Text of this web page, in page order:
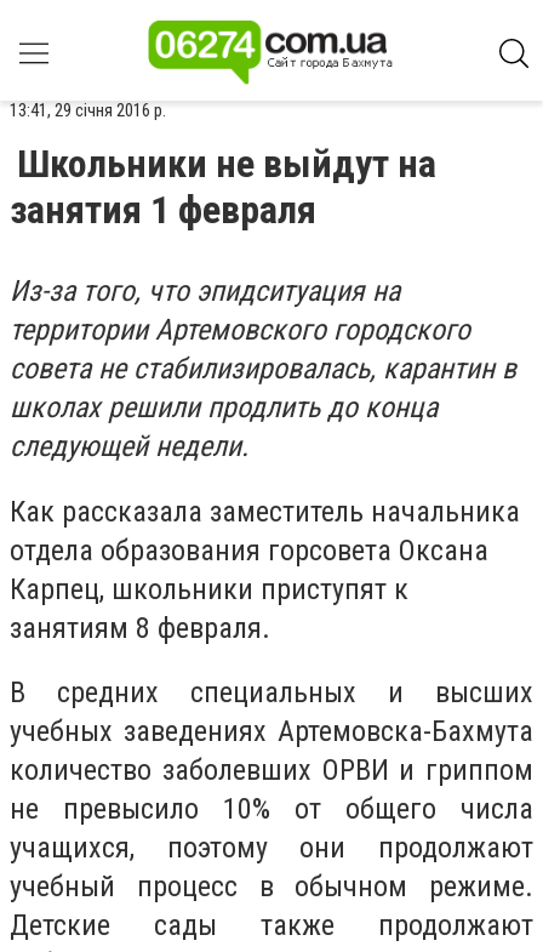
13:41, 29 січня 2016 р.
Школьники не выйдут на
занятия 1 февраля
Из-за того, что эпидситуация на
территории Артемовского городского
совета не стабилизировалась, карантин в
школах решили продлить до конца
следующей недели.
Как рассказала заместитель начальника
отдела образования горсовета Оксана
Карпец, школьники приступят к
занятиям 8 февраля.
В средних специальных и высших
учебных заведениях Артемовска-Бахмута
количество заболевших ОРВИ и гриппом
не превысило 10% от общего числа
учащихся, поэтому они продолжают
учебный процесс в обычном режиме.
Детские сады также продолжают